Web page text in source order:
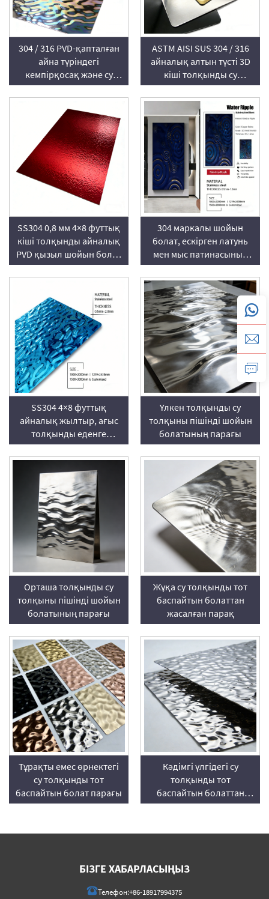
304 / 316 PVD-қапталған
айна түріндегі
кемпірқосақ және су
толқыны тәрізді төзімді
болат парағы
ASTM AISI SUS 304 / 316
айналық алтын түсті 3D
кіші толқынды су
толқыны үлгісіндегі
шойын болат парағы
SS304 0,8 мм 4×8 футтық
кіші толқынды айналық
PVD қызыл шойын болат
панелі
304 маркалы шойын
болат, ескірген латунь
мен мыс патинасының
эффектісі бар жаңбыр
тамшысы толқыны үлгісі,
мәтіндік архитектуралық
қабырғалар үшін.
Қалыңдығы — 0,5–1,5
мм, кез келген өлшемде
жасауға болады
SS304 4×8 футтық
айналық жылтыр, ағыс
толқынды еденге
орнатылатын шойын
болат панелі
Үлкен толқынды су
толқыны пішінді шойын
болатының парағы
Орташа толқынды су
толқыны пішінді шойын
болатының парағы
Жұқа су толқынды тот
баспайтын болаттан
жасалған парақ
Тұрақты емес өрнектегі
су толқынды тот
баспайтын болат парағы
Кәдімгі үлгідегі су
толқынды тот
баспайтын болаттан
жасалған парақ
БІЗГЕ ХАБАРЛАСЫҢЫЗ
Телефон:+86-18917994375